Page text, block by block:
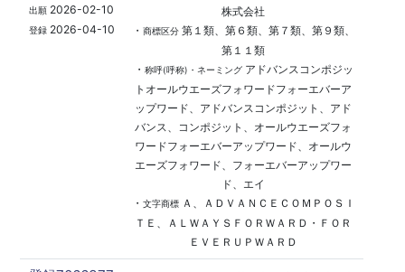
出願 2026-02-10
登録2026-04-10
株式会社
・ 商標区分第１類、第６類、第７類、第９類、
第１１類
・ 称呼(呼称)・ネーミングアドバンスコンポジッ
トオールウエーズフォワードフォーエバーア
ップワード、アドバンスコンポジット、アド
バンス、コンポジット、オールウエーズフォ
ワードフォーエバーアップワード、オールウ
エーズフォワード、フォーエバーアップワー
ド、エイ
・ 文字商標Ａ、ＡＤＶＡＮＣＥＣＯＭＰＯＳＩ
ＴＥ、ＡＬＷＡＹＳＦＯＲＷＡＲＤ・ＦＯＲ
ＥＶＥＲＵＰＷＡＲＤ